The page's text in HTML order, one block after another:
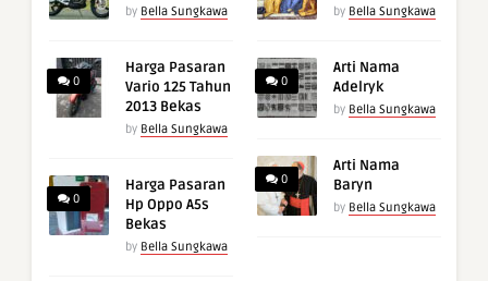
by Bella Sungkawa
0
Harga Pasaran
Vario 125 Tahun
2013 Bekas
by Bella Sungkawa
0
Harga Pasaran
Hp Oppo A5s
Bekas
by Bella Sungkawa
by Bella Sungkawa
0
Arti Nama
Adelryk
by Bella Sungkawa
0
Arti Nama
Baryn
by Bella Sungkawa